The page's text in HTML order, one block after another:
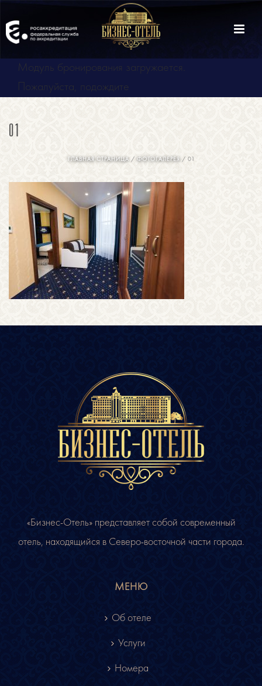
Модуль бронирования загружается.
Пожалуйста, подождите
01
ГЛАВНАЯ СТРАНИЦА / ФОТОГАЛЕРЕЯ / 01
«Бизнес-Отель» представляет собой современный
отель, находящийся в Северо-восточной части города.
МЕНЮ
Об отеле
Услуги
Номера